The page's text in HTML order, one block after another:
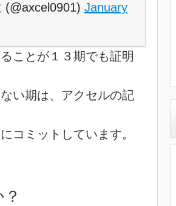
January
ことが１３期でも証明
い期は、アクセルの記
コミットしています。